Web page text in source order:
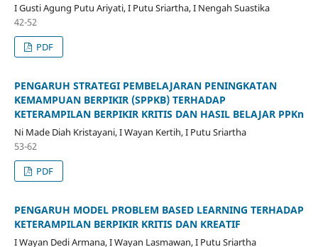
I Gusti Agung Putu Ariyati, I Putu Sriartha, I Nengah Suastika
42-52
PDF
PENGARUH STRATEGI PEMBELAJARAN PENINGKATAN
KEMAMPUAN BERPIKIR (SPPKB) TERHADAP
KETERAMPILAN BERPIKIR KRITIS DAN HASIL BELAJAR PPKn
Ni Made Diah Kristayani, I Wayan Kertih, I Putu Sriartha
53-62
PDF
PENGARUH MODEL PROBLEM BASED LEARNING TERHADAP
KETERAMPILAN BERPIKIR KRITIS DAN KREATIF
I Wayan Dedi Armana, I Wayan Lasmawan, I Putu Sriartha